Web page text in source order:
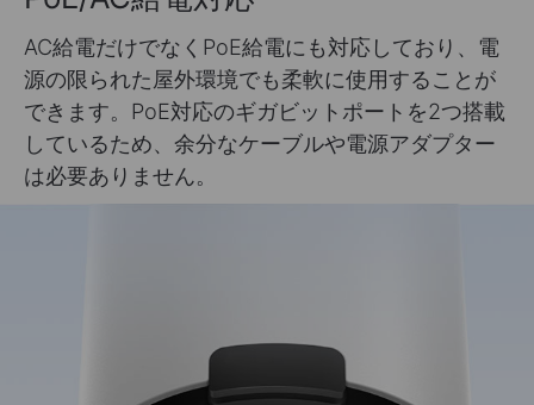
AC給電だけでなくPoE給電にも対応しており、電
源の限られた屋外環境でも柔軟に使用することが
できます。PoE対応のギガビットポートを2つ搭載
しているため、余分なケーブルや電源アダプター
は必要ありません。